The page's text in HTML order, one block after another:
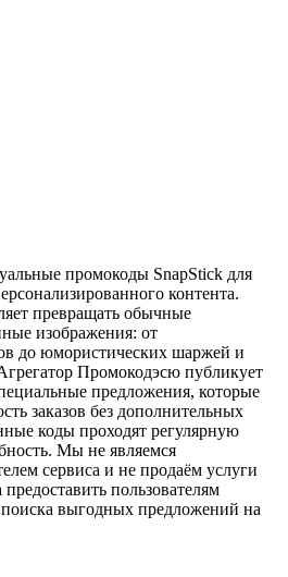
промокоды SnapStick для
контента.
превращать обычные
изображения: от
до юмористических шаржей и
Промокодэсю публикует
предложения, которые
заказов без дополнительных
коды проходят регулярную
Мы не являемся
сервиса и не продаём услуги
пользователям
выгодных предложений на